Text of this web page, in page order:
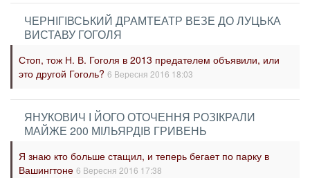
ЧЕРНІГІВСЬКИЙ ДРАМТЕАТР ВЕЗЕ ДО ЛУЦЬКА
ВИСТАВУ ГОГОЛЯ
Стоп, тож Н. В. Гоголя в 2013 предателем объявили, или
это другой Гоголь? 6 Вересня 2016 18:03
ЯНУКОВИЧ І ЙОГО ОТОЧЕННЯ РОЗІКРАЛИ
МАЙЖЕ 200 МІЛЬЯРДІВ ГРИВЕНЬ
Я знаю кто больше стащил, и теперь бегает по парку в
Вашингтоне 6 Вересня 2016 17:38